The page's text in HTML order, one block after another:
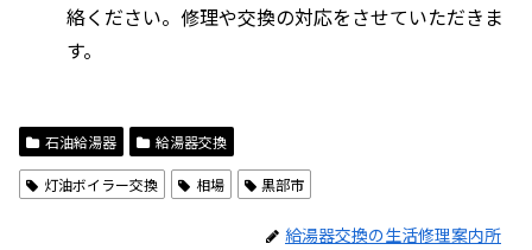
絡ください。修理や交換の対応をさせていただきま
す。
石油給湯器 給湯器交換
灯油ボイラー交換 相場 黒部市
給湯器交換の生活修理案内所